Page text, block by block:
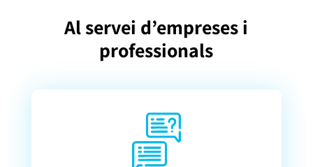
Al servei d’empreses i
professionals